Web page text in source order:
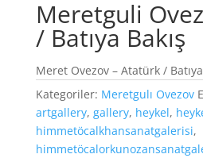
Meretguli
/ Batıya Bakış
Meret Ovezov – Atatürk /
Kategoriler: Meretgulı Ovezov
artgallery, gallery, heykel,
himmetöcalkhansanatgalerisi,